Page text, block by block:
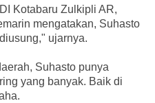
Kotabaru Zulkipli AR,
mengatakan, Suhasto
ujarnya.
Suhasto punya
yang banyak. Baik di